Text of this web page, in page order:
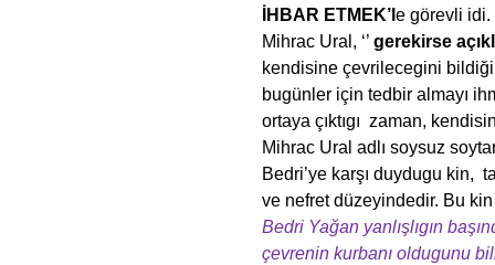
İHBAR ETMEK’le görevli idi.
Mihrac Ural, ‘’ gerekirse
kendisine çevrilecegini
bugünler için tedbir almayı
ortaya çıktıgı zaman,
Mihrac Ural adlı soysuz
Bedri’ye karşı duydugu kin,
ve nefret düzeyindedir. Bu
Bedri Yağan yanlışlıgın
çevrenin kurbanı oldugunu